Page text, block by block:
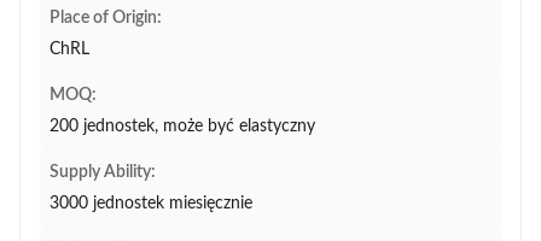
Place of Origin:
ChRL
MOQ:
200 jednostek, może być elastyczny
Supply Ability:
3000 jednostek miesięcznie